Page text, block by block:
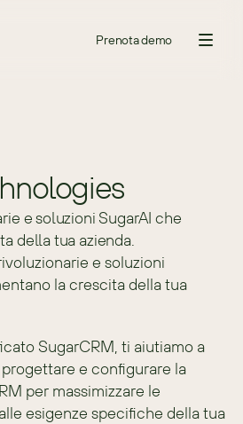
Prenota demo
e soluzioni SugarAI che
della tua azienda.
e soluzioni
la crescita della tua
SugarCRM, ti aiutiamo a
e configurare la
per massimizzare le
esigenze specifiche della tua